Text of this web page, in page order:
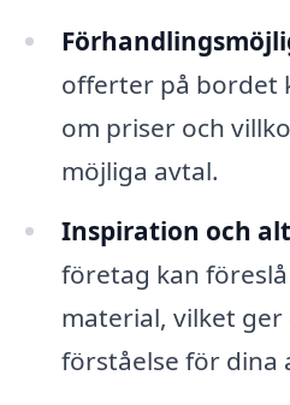
offerter på bordet
om priser och
möjliga avtal.
Inspiration och
företag kan
material, vilket
förståelse för dina